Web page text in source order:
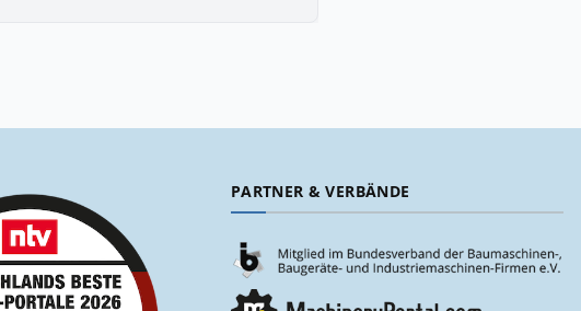
PARTNER & VERBÄNDE